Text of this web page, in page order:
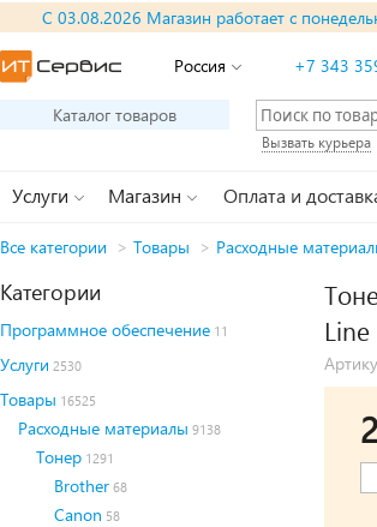
С 03.08.2026 Магазин работает с
Россия +7 343
Каталог товаров
Вызвать курьера
Услуги Магазин Оплата и
Все категории > Товары > Расходные
Категории
Программное обеспечение 11
Услуги 2530
Товары 16525
Расходные материалы 9138
Тонер 1291
Brother 68
Canon 58
Line